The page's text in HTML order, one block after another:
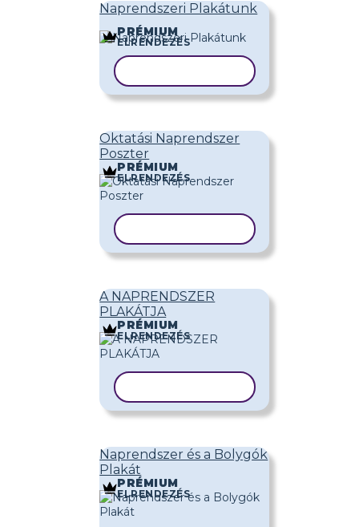
Naprendszeri Plakátunk
PRÉMIUM
ELRENDEZÉS
Oktatási Naprendszer
Poszter
PRÉMIUM
ELRENDEZÉS
A NAPRENDSZER
PLAKÁTJA
PRÉMIUM
ELRENDEZÉS
Naprendszer és a Bolygók
Plakát
PRÉMIUM
ELRENDEZÉS